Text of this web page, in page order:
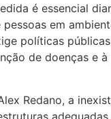
é essencial
em
políticas
de doenças e
Redano, a